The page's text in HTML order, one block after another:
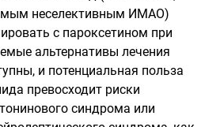
неселективным ИМАО)
с пароксетином при
альтернативы лечения
и потенциальная польза
превосходит риски
синдрома или